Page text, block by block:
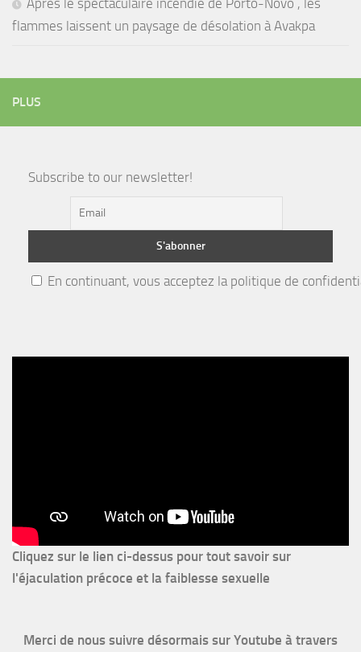
flammes laissent un paysage de désolation à Avakpa
PLUS
Subscribe to our newsletter!
En continuant, vous acceptez la politique de
Cliquez sur le lien ci-dessus pour tout savoir sur
l'éjaculation précoce et la faiblesse sexuelle
Merci de nous suivre désormais sur Youtube à travers